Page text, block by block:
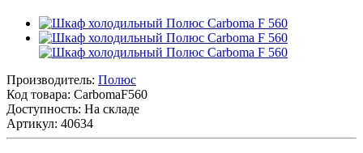
Производитель: Полюс
Код товара: CarbomaF560
Доступность: На складе
Артикул: 40634